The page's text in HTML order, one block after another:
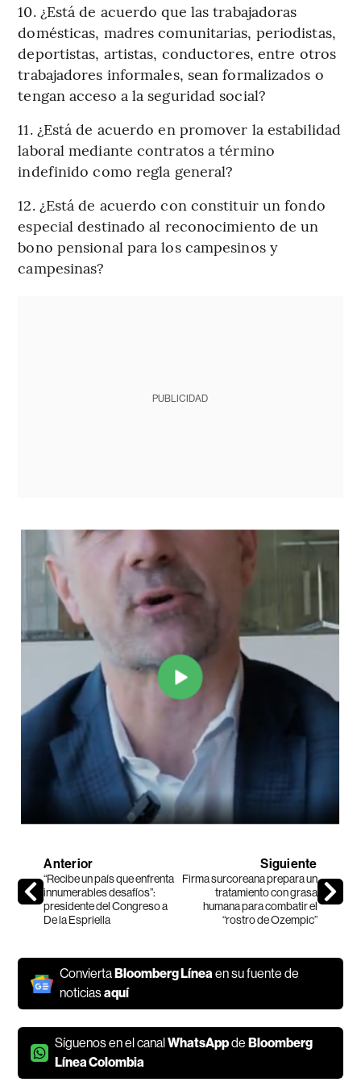
10. ¿Está de acuerdo que las trabajadoras
domésticas, madres comunitarias, periodistas,
deportistas, artistas, conductores, entre otros
trabajadores informales, sean formalizados o
tengan acceso a la seguridad social?
11. ¿Está de acuerdo en promover la estabilidad
laboral mediante contratos a término
indefinido como regla general?
12. ¿Está de acuerdo con constituir un fondo
especial destinado al reconocimiento de un
bono pensional para los campesinos y
campesinas?
PUBLICIDAD
Anterior
“Recibe un país que enfrenta
innumerables desafíos”:
presidente del Congreso a
De la Espriella
Siguiente
Firma surcoreana prepara un
tratamiento con grasa
humana para combatir el
“rostro de Ozempic”
Convierta Bloomberg Líneaen su fuente de
noticiasaquí
Síguenos en el canalWhatsAppde Bloomberg
Línea Colombia